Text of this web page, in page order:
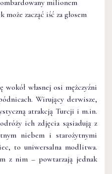
milionem
może zacząć iść za głosem
wokół własnej osi mężczyźni
Wirujący derwisze,
atrakcją Turcji i m.in.
ich zdjęcia sąsiadują z
niebem i starożytnymi
to uniwersalna modlitwa.
z nim – powtarzają jednak